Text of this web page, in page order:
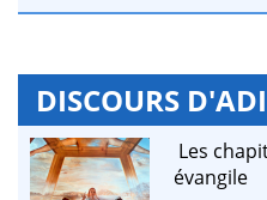
DISCOURS
Les
évangile